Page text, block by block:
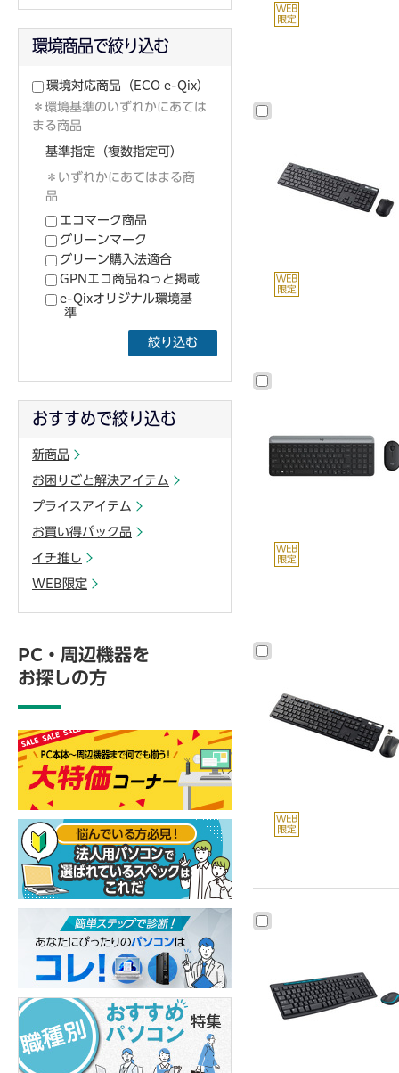
環境商品で絞り込む
環境対応商品 （ECO e-Qix）
＊環境基準のいずれかにあては
まる商品
基準指定（複数指定可）
＊いずれかにあてはまる商
品
エコマーク商品
グリーンマーク
グリーン購入法適合
GPNエコ商品ねっと掲載
e-Qixオリジナル環境基
準
絞り込む
おすすめで絞り込む
新商品
お困りごと解決アイテム
プライスアイテム
お買い得パック品
イチ推し
WEB限定
PC・周辺機器を
お探しの方